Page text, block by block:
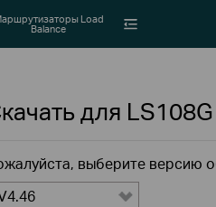
Load
Balance
для LS108G
выберите версию